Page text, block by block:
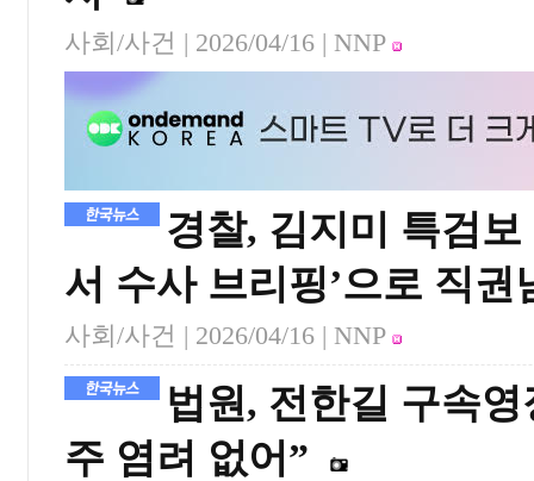
사회/사건 | 2026/04/16 | NNP
경찰, 김지미 특검
서 수사 브리핑’으로 직권
사회/사건 | 2026/04/16 | NNP
법원, 전한길 구속
주 염려 없어”